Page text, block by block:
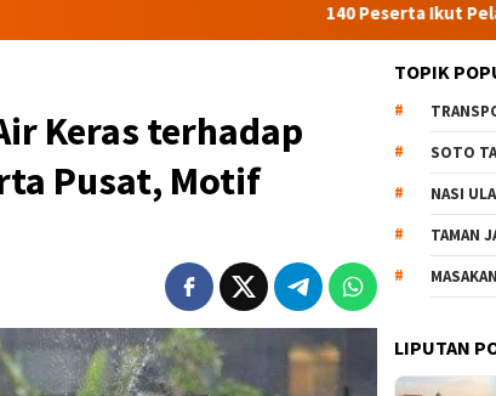
140 Peserta Ikut Pelatihan Kerja
Keras terhadap
Pusat, Motif
TOPIK
SOTO
NASI
TAMAN
LIPUTAN